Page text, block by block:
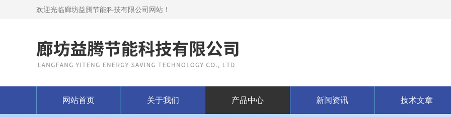
欢迎光临廊坊益腾节能科技有限公司网站！
网站首页 关于我们 产品中心 新闻资讯 技术文章